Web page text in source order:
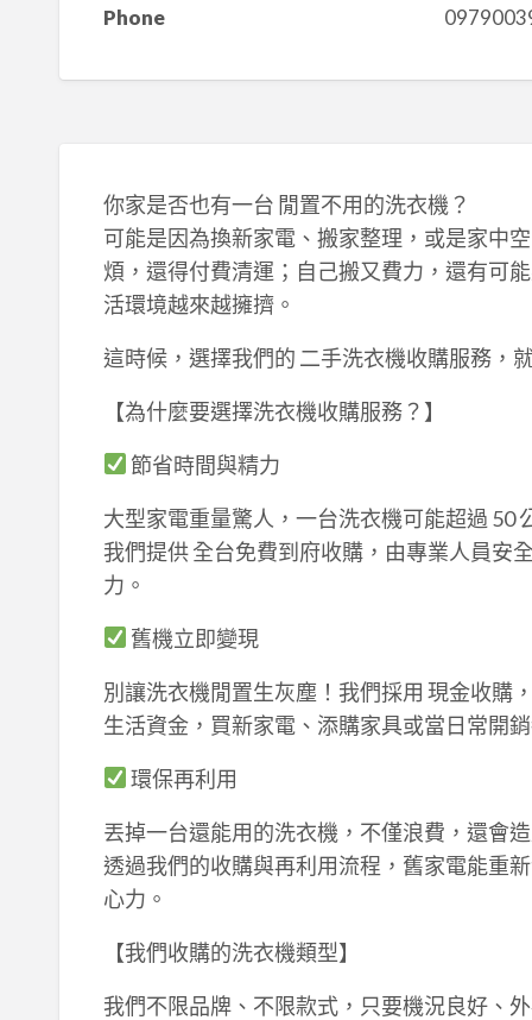
Phone
你家是否也有一台 閒置不用的洗衣機？
可能是因為換新家電、搬家整理，或是家中
煩，還得付費清運；自己搬又費力，還有可
活環境越來越擁擠。
這時候，選擇我們的 二手洗衣機收購服務，
【為什麼要選擇洗衣機收購服務？】
節省時間與精力
大型家電重量驚人，一台洗衣機可能超過 50
我們提供 全台免費到府收購，由專業人員安
力。
舊機立即變現
別讓洗衣機閒置生灰塵！我們採用 現金收購
生活資金，買新家電、添購家具或當日常開
環保再利用
丟掉一台還能用的洗衣機，不僅浪費，還會
透過我們的收購與再利用流程，舊家電能重
心力。
【我們收購的洗衣機類型】
我們不限品牌、不限款式，只要機況良好、